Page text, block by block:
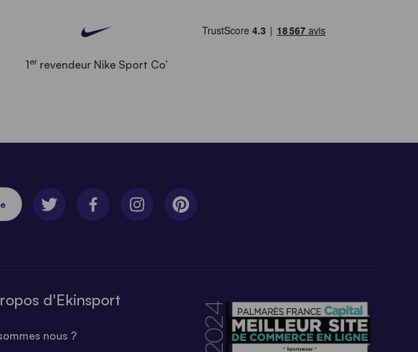
1errevendeur Nike Sport Co’
d'Ekinsport
nous ?